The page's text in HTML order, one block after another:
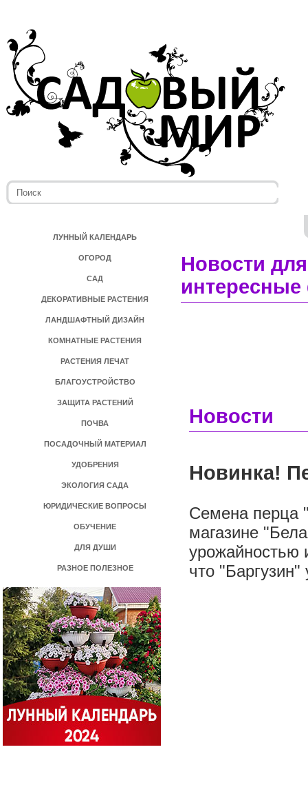
ЛУННЫЙ КАЛЕНДАРЬ
ОГОРОД
САД
ДЕКОРАТИВНЫЕ РАСТЕНИЯ
ЛАНДШАФТНЫЙ ДИЗАЙН
КОМНАТНЫЕ РАСТЕНИЯ
РАСТЕНИЯ ЛЕЧАТ
БЛАГОУСТРОЙСТВО
ЗАЩИТА РАСТЕНИЙ
ПОЧВА
ПОСАДОЧНЫЙ МАТЕРИАЛ
УДОБРЕНИЯ
ЭКОЛОГИЯ САДА
ЮРИДИЧЕСКИЕ ВОПРОСЫ
ОБУЧЕНИЕ
ДЛЯ ДУШИ
РАЗНОЕ ПОЛЕЗНОЕ
Новости
Новости
Новинка!
Семена перца
магазине
урожайностью
что "Баргузин"